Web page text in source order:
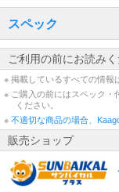
スペック
ご利用の前にお読み
※ 掲載しているすべての情報
※ ご購入の前にはスペック・
ください。
※ 不適切な商品の場合、
販売ショップ